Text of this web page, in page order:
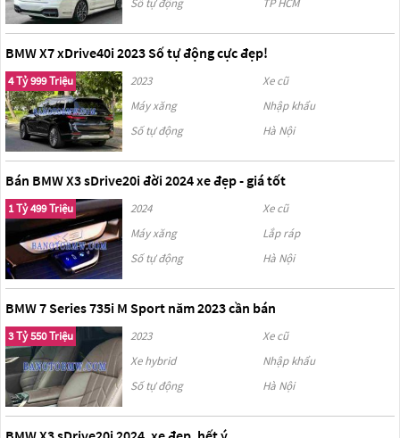
Số tự động TP HCM
BMW X7 xDrive40i 2023 Số tự động cực đẹp!
4 Tỷ 999 Triệu 2023
Xe cũ
Máy xăng
Nhập khẩu
Số tự động
Hà Nội
Bán BMW X3 sDrive20i đời 2024 xe đẹp - giá tốt
1 Tỷ 499 Triệu 2024
Xe cũ
Máy xăng
Lắp ráp
Số tự động
Hà Nội
BMW 7 Series 735i M Sport năm 2023 cần bán
3 Tỷ 550 Triệu 2023
Xe cũ
Xe hybrid
Nhập khẩu
Số tự động
Hà Nội